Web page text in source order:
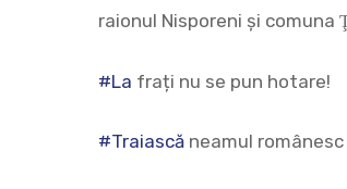
raionul Nisporeni şi
#La frați nu se pun hotare!
#Traiască neamul